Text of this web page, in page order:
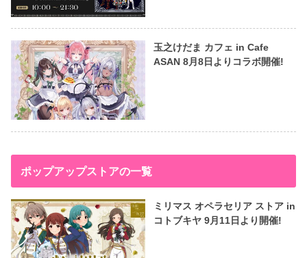
玉之けだま カフェ in Cafe
ASAN 8月8日よりコラボ開催!
ポップアップストアの一覧
ミリマス オペラセリア ストア in
コトブキヤ 9月11日より開催!